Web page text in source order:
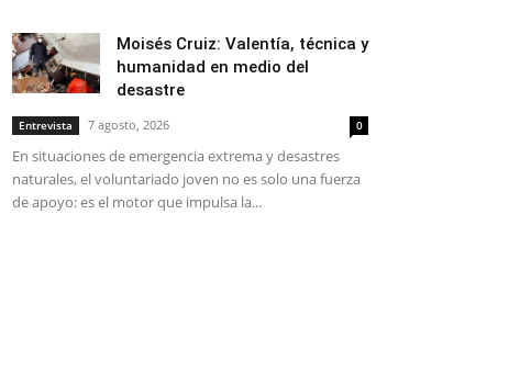
Moisés Cruiz: Valentía, técnica y
humanidad en medio del
desastre
Entrevista 7 agosto, 2026 0
En situaciones de emergencia extrema y desastres
naturales, el voluntariado joven no es solo una fuerza
de apoyo: es el motor que impulsa la...